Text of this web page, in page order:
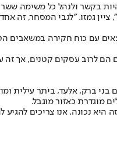
גמזו. "לגבי המסחר, זה
של נובמבר יצטרפו נוספים. אנו נמצאים עם כוח
לרוב עסקים קטנים, אך זה
ברק, אלעד, ביתר עילית
מוגדרת כאזור מוגבל.
היא נכונה. אנו צריכים